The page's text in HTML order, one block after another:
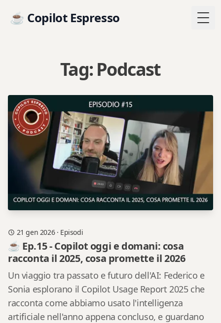
☕ Copilot Espresso
Tag: Podcast
21 gen 2026· Episodi
☕ Ep.15 - Copilot oggi e domani: cosa
racconta il 2025, cosa promette il 2026
Un viaggio tra passato e futuro dell'AI: Federico e
Sonia esplorano il Copilot Usage Report 2025 che
racconta come abbiamo usato l'intelligenza
artificiale nell'anno appena concluso, e guardano